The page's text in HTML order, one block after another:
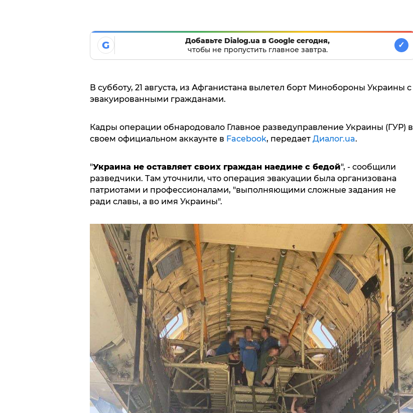
G
Добавьте Dialog.ua в Google сегодня,
чтобы не пропустить главное завтра.
✓
В субботу, 21 августа, из Афганистана вылетел борт Минобороны Украины с
эвакуированными гражданами.
Кадры операции обнародовало Главное разведуправление Украины (ГУР) в
своем официальном аккаунте в Facebook, передает Диалог.ua.
"Украина не оставляет своих граждан наедине с бедой", - сообщили
разведчики. Там уточнили, что операция эвакуации была организована
патриотами и профессионалами, "выполняющими сложные задания не
ради славы, а во имя Украины".